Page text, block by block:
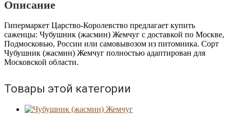
Описание
Гипермаркет Царство-Королевство предлагает купить
саженцы: Чубушник (жасмин) Жемчуг с доставкой по Москве,
Подмосковью, России или самовывозом из питомника. Сорт
Чубушник (жасмин) Жемчуг полностью адаптирован для
Московской области.
Товары этой категории